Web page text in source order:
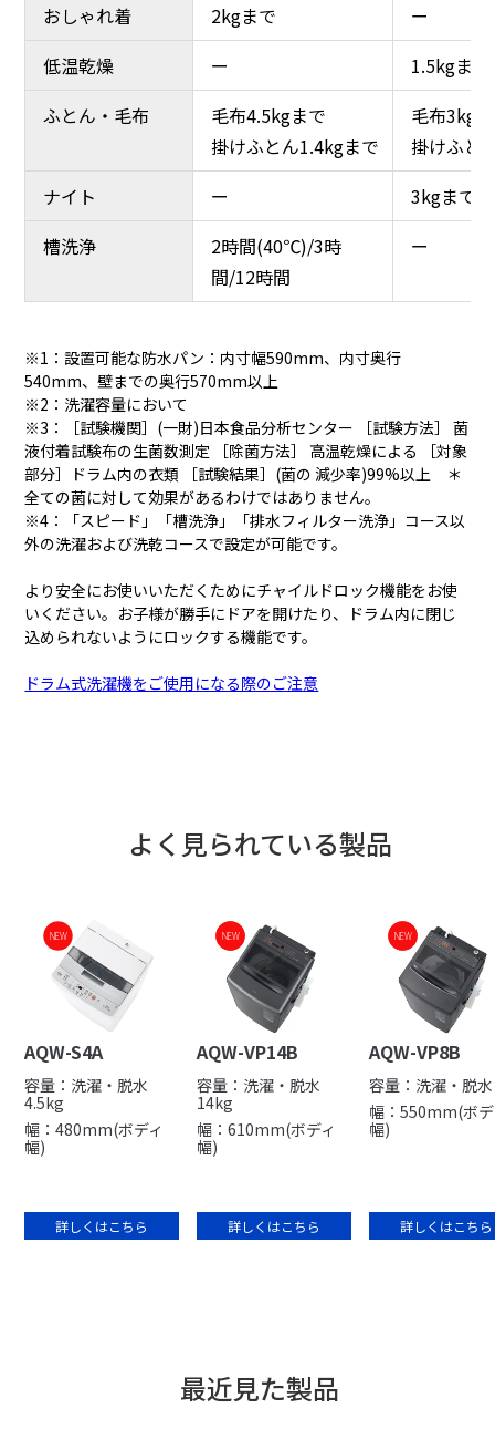
カビケア槽自動おそうじ
ドアパッキン自動おそう
じ
槽洗浄・排水フィルター
洗浄お知らせサイン
お手入れしやすい排水フ
ィルター
排水フィルター洗浄コー
槽洗浄コース
おしゃれ着
2kgまで
ー
低温乾燥
ー
1.5kgまで
ふとん・毛布
毛布4.5kgまで
掛けふとん1.4kgまで
毛布3kg
掛けふと
ナイト
ー
3kgまで
槽洗浄
2時間(40℃)/3時
間/12時間
ー
おしゃれ着
2kgまで
ー
低温乾燥
ー
1.5kgまで
ふとん・毛布
毛布4.5kgまで
掛けふとん1.4kgまで
毛布3kg
掛けふと
ナイト
ー
3kgまで
槽洗浄
2時間(40℃)/3時
間/12時間
ー
※1：設置可能な防水パン：内寸幅590mm、内寸奥行
540mm、壁までの奥行570mm以上
※2：洗濯容量において
※3：［試験機関］(一財)日本食品分析センター ［試験方法］ 菌
液付着試験布の生菌数測定 ［除菌方法］ 高温乾燥による ［対象
部分］ドラム内の衣類 ［試験結果］(菌の 減少率)99%以上 ＊
全ての菌に対して効果があるわけではありません。
※4：「スピード」「槽洗浄」「排水フィルター洗浄」コース以
外の洗濯および洗乾コースで設定が可能です。
より安全にお使いいただくためにチャイルドロック機能をお使
いください。お子様が勝手にドアを開けたり、ドラム内に閉じ
込められないようにロックする機能です。
ドラム式洗濯機をご使用になる際のご注意
よく見られている製品
NEW
AQW-S4A
容量：洗濯・脱水
4.5kg
幅：480mm(ボディ
幅)
詳しくはこちら
NEW
NEW
AQW-VP14B
容量：洗濯・脱水
14kg
幅：610mm(ボディ
幅)
詳しくはこちら
NEW
NEW
AQW-VP8B
容量：洗濯・脱
幅：550mm(ボ
幅)
詳しくはこちら
最近見た製品